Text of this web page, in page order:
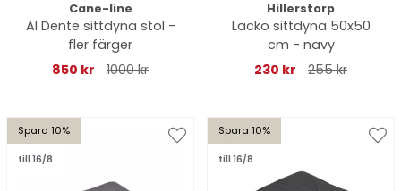
Cane-line
Al Dente sittdyna stol -
fler färger
850 kr
1000 kr
Hillerstorp
Läckö sittdyna 50x50
cm - navy
230 kr
255 kr
Spara 10%
till 16/8
Spara 10%
till 16/8